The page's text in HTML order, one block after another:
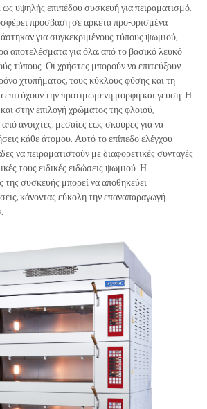
ως υψηλής επιπέδου συσκευή για πειραματισμό.
πρόσβαση σε αρκετά προ-ορισμένα
για συγκεκριμένους τύπους ψωμιού,
αποτελέσματα για όλα, από το βασικό λευκό
τύπους. Οι χρήστες μπορούν να επιτεύξουν
χτυπήματος, τους κύκλους φύσης και τη
επιτύχουν την προτιμώμενη μορφή και γεύση. Η
στην επιλογή χρώματος της φλοιού,
ανοιχτές, μεσαίες έως σκούρες για να
κάθε άτομου. Αυτό το επίπεδο ελέγχου
να πειραματιστούν με διαφορετικές συνταγές
τους ειδικές ειδώσεις ψωμιού. Η
της συσκευής μπορεί να αποθηκεύει
κάνοντας εύκολη την επαναπαραγωγή